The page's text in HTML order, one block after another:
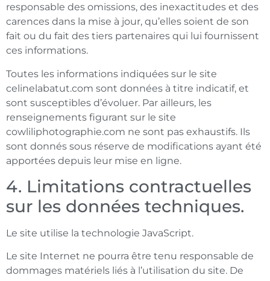
responsable des omissions, des inexactitudes et des
carences dans la mise à jour, qu’elles soient de son
fait ou du fait des tiers partenaires qui lui fournissent
ces informations.
Toutes les informations indiquées sur le site
celinelabatut.com sont données à titre indicatif, et
sont susceptibles d’évoluer. Par ailleurs, les
renseignements figurant sur le site
cowliliphotographie.com ne sont pas exhaustifs. Ils
sont donnés sous réserve de modifications ayant été
apportées depuis leur mise en ligne.
4. Limitations contractuelles
sur les données techniques.
Le site utilise la technologie JavaScript.
Le site Internet ne pourra être tenu responsable de
dommages matériels liés à l’utilisation du site. De